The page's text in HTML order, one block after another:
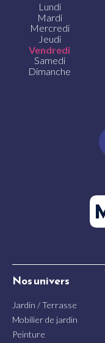
Lundi
Mardi
Mercredi
Jeudi
Vendredi
Samedi
Dimanche
Nos univers
Jardin / Terrasse
Mobilier de jardin
Peinture